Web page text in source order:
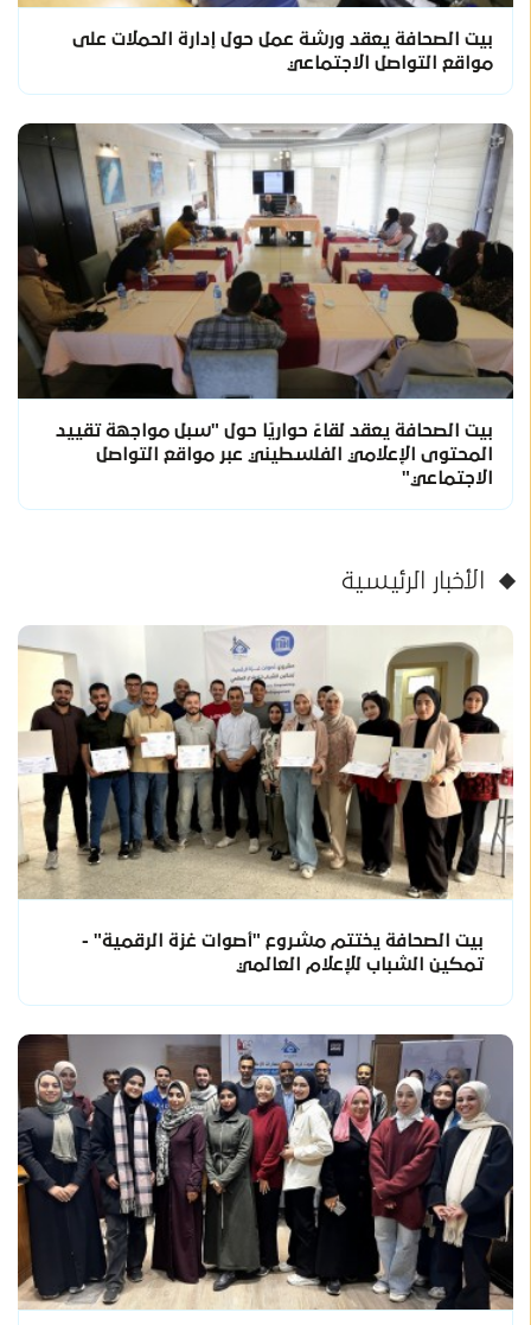
بيت الصحافة يعقد ورشة عمل حول إدارة الحملات على
مواقع التواصل الاجتماعي
بيت الصحافة يعقد لقاءً حواريًا حول "سبل مواجهة تقييد
المحتوى الإعلامي الفلسطيني عبر مواقع التواصل
الاجتماعي"
الأخبار الرئيسية
بيت الصحافة يختتم مشروع "أصوات غزة الرقمية" -
تمكين الشباب للإعلام العالمي